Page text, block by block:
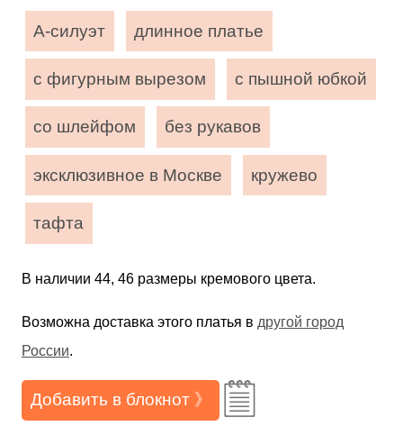
А-силуэт длинное платье
с фигурным вырезом с пышной юбкой
со шлейфом без рукавов
эксклюзивное в Москве кружево
тафта
В наличии 44, 46 размеры кремового цвета.
Возможна доставка этого платья в другой город
России.
Добавить в блокнот 》